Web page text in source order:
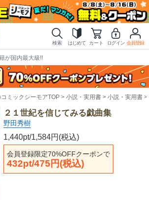
検索 はじめて カート ログイン 会員登録
が国内最大級!!
ミックシーモアTOP 小説・実用書 小説・実用書
２１世紀を信じてみる戯曲集
野田秀樹
1,440pt/1,584円(税込)
会員登録限定70%OFFクーポンで
432pt/475円(税込)